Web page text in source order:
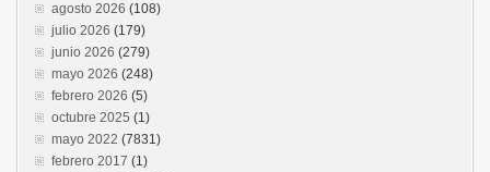
agosto 2026 (108)
julio 2026 (179)
junio 2026 (279)
mayo 2026 (248)
febrero 2026 (5)
octubre 2025 (1)
mayo 2022 (7831)
febrero 2017 (1)